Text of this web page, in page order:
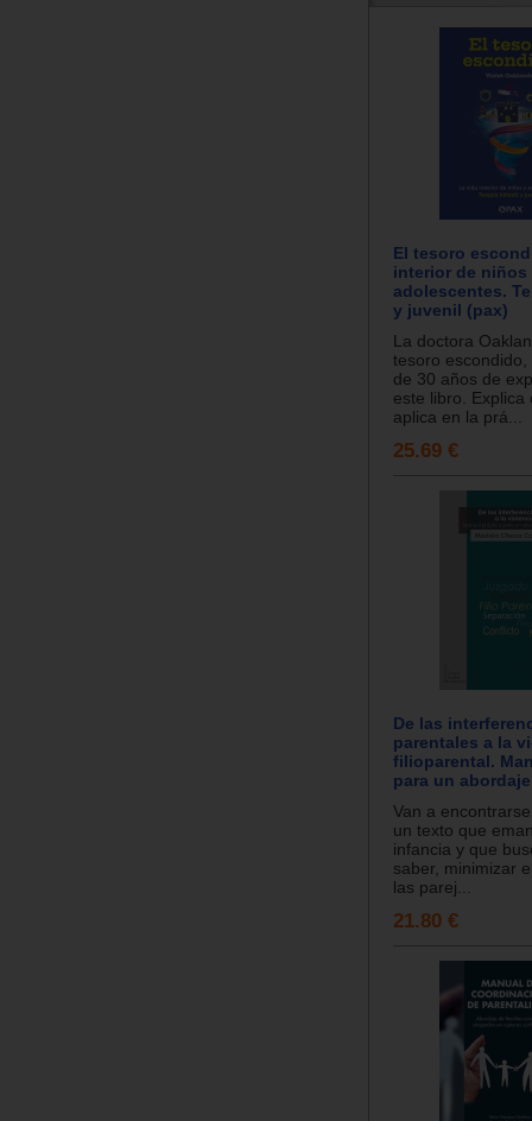
El tesoro
interior de niños
adolescentes.
y juvenil (pax)
La doctora
tesoro
de 30 años de
este libro. Explica
aplica en la prá...
25.69 €
De las
parentales a la
filioparental.
para un
Van a
un texto que
infancia y que
saber, minimizar
las parej...
21.80 €